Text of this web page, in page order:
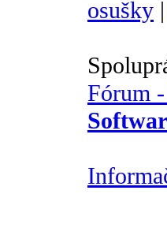
osušky |
Fórum